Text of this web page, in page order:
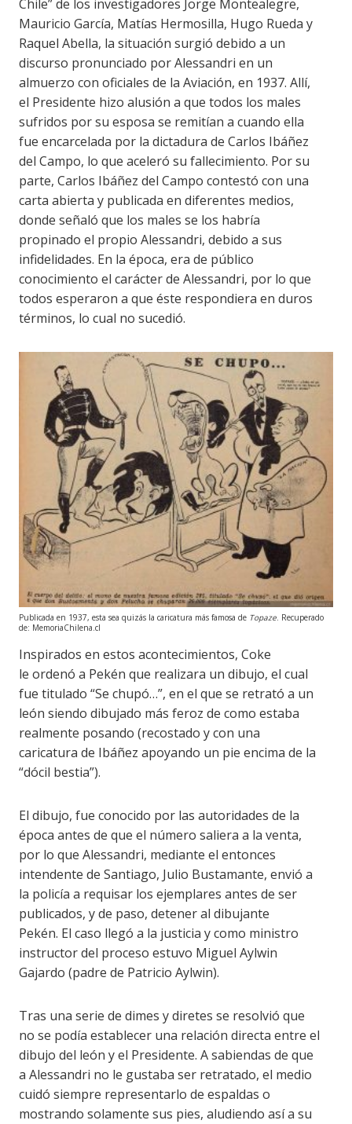
Chile” de los investigadores Jorge Montealegre,
Mauricio García, Matías Hermosilla, Hugo Rueda y
Raquel Abella, la situación surgió debido a un
discurso pronunciado por Alessandri en un
almuerzo con oficiales de la Aviación, en 1937. Allí,
el Presidente hizo alusión a que todos los males
sufridos por su esposa se remitían a cuando ella
fue encarcelada por la dictadura de Carlos Ibáñez
del Campo, lo que aceleró su fallecimiento. Por su
parte, Carlos Ibáñez del Campo contestó con una
carta abierta y publicada en diferentes medios,
donde señaló que los males se los habría
propinado el propio Alessandri, debido a sus
infidelidades. En la época, era de público
conocimiento el carácter de Alessandri, por lo que
todos esperaron a que éste respondiera en duros
términos, lo cual no sucedió.
Publicada en 1937, esta sea quizás la caricatura más famosa de Topaze. Recuperado
de: MemoriaChilena.cl
Inspirados en estos acontecimientos,Coke
le ordenó a Pekén que realizara un dibujo, el cual
fue titulado “Se chupó…”, en el que se retrató a un
león siendo dibujado más feroz de como estaba
realmente posando (recostado y con una
caricatura de Ibáñez apoyando un pie encima de la
“dócil bestia”).
El dibujo, fue conocido por las autoridades de la
época antes de que el número saliera a la venta,
por lo que Alessandri, mediante el entonces
intendente de Santiago, Julio Bustamante, envió a
la policía a requisar los ejemplares antes de ser
publicados, y de paso, detener al dibujante
Pekén. El caso llegó a la justicia y como ministro
instructor del proceso estuvo Miguel Aylwin
Gajardo (padre de Patricio Aylwin).
Tras una serie de dimes y diretes se resolvió que
no se podía establecer una relación directa entre el
dibujo del león y el Presidente. Asabiendas de que
a Alessandri no le gustaba ser retratado, el medio
cuidó siempre representarlo de espaldas o
mostrando solamente sus pies,aludiendo así a su